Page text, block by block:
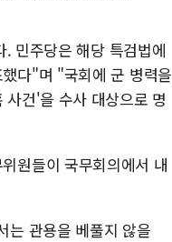
민주당은 해당 특검법에
다"며 "국회에 군 병력을
건'을 수사 대상으로 명
원들이 국무회의에서 내
는 관용을 베풀지 않을